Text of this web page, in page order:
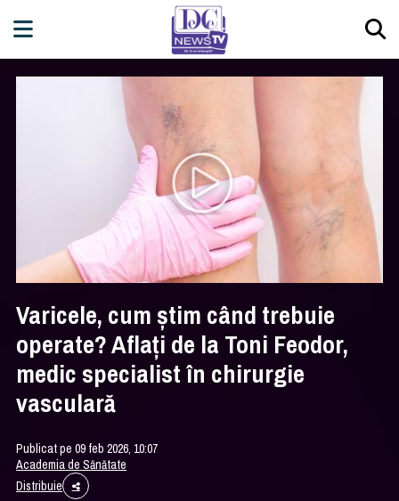
Varicele, cum știm când trebuie
operate? Aflați de la Toni Feodor,
medic specialist în chirurgie
vasculară
Publicat pe 09 feb 2026, 10:07
Academia de Sănătate
Distribuie